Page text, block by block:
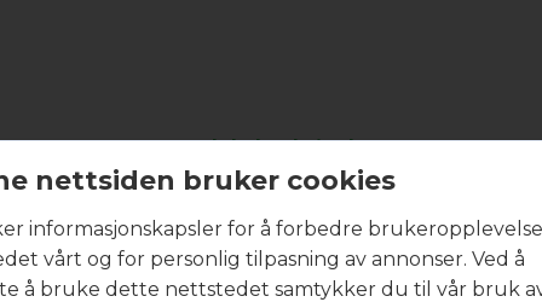
Produktbeskrivelse
inneholder et komplett sett
Alle filtersett har minimum filterklasse
du ønsker et godt inneklima. I svært forurensede
nettsiden bruker cookies
informasjonskapsler for å forbedre
vårt og for personlig tilpasning av annonser. Ved å
å bruke dette nettstedet samtykker du til vår bruk